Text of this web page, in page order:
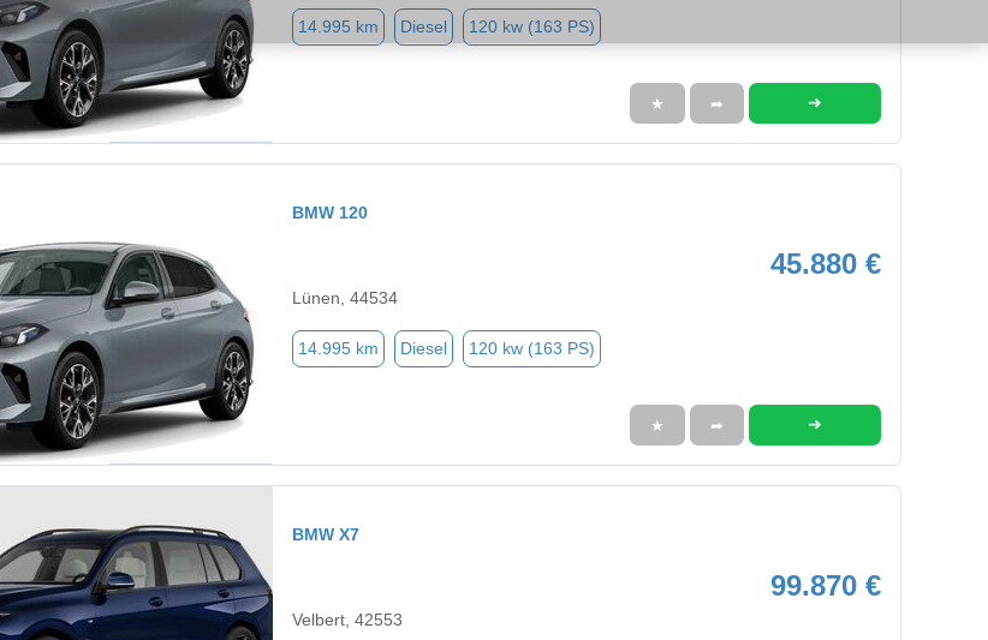
14.995 km Diesel 120 kw (163 PS)
★ ➦ ➜
BMW 120
45.880 €
Lünen, 44534
14.995 km Diesel 120 kw (163 PS)
★ ➦ ➜
BMW X7
99.870 €
Velbert, 42553